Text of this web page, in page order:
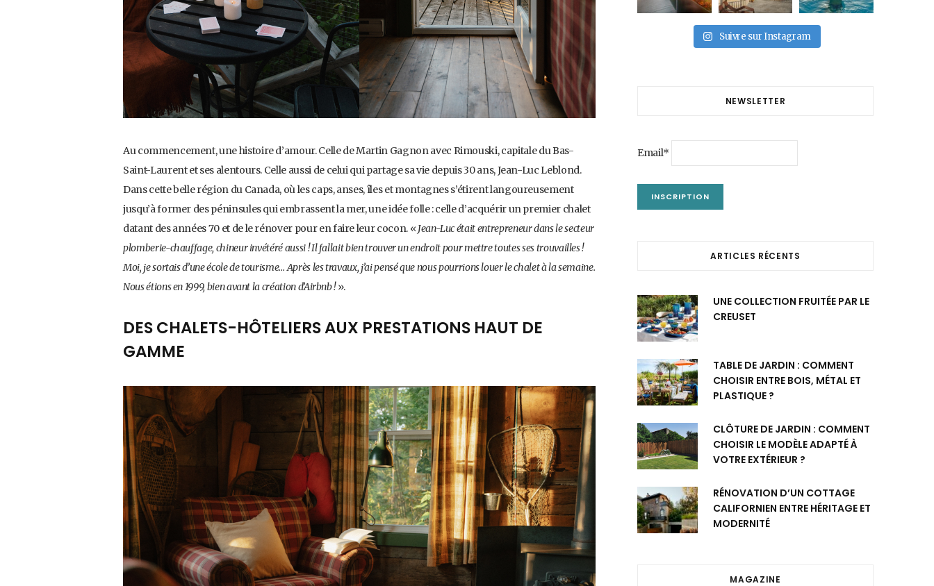
Au commencement, une histoire d’amour. Celle de Martin Gagnon avec Rimouski, capitale du Bas-
Saint-Laurent et ses alentours. Celle aussi de celui qui partage sa vie depuis 30 ans, Jean-Luc Leblond.
Dans cette belle région du Canada, où les caps, anses, îles et montagnes s’étirent langoureusement
jusqu’à former des péninsules qui embrassent la mer, une idée folle : celle d’acquérir un premier chalet
datant des années 70 et de le rénover pour en faire leur cocon. «Jean-Luc était entrepreneur dans le secteur
plomberie-chauffage, chineur invétéré aussi ! Il fallait bien trouver un endroit pour mettre toutes ses trouvailles !
Moi, je sortais d’une école de tourisme… Après les travaux, j’ai pensé que nous pourrions louer le chalet à la semaine.
Nous étions en 1999, bien avant la création d’Airbnb !».
DES CHALETS-HÔTELIERS AUX PRESTATIONS HAUT DE
GAMME
Suivre sur Instagram
NEWSLETTER
Email*
ARTICLES RÉCENTS
UNE COLLECTION FRUITÉE PAR LE
CREUSET
TABLE DE JARDIN : COMMENT
CHOISIR ENTRE BOIS, MÉTAL ET
PLASTIQUE ?
CLÔTURE DE JARDIN : COMMENT
CHOISIR LE MODÈLE ADAPTÉ À
VOTRE EXTÉRIEUR ?
RÉNOVATION D’UN COTTAGE
CALIFORNIEN ENTRE HÉRITAGE ET
MODERNITÉ
MAGAZINE